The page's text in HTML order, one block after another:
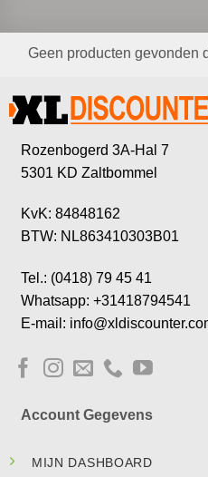
Geen producten gevonden
Rozenbogerd 3A-Hal 7
5301 KD Zaltbommel
KvK: 84848162
BTW: NL863410303B01
Tel.: (0418) 79 45 41
Whatsapp: +31418794541
E-mail:
Account Gegevens
MIJN DASHBOARD